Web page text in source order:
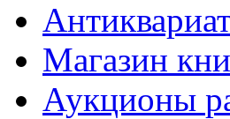
Магазин
Аукционы